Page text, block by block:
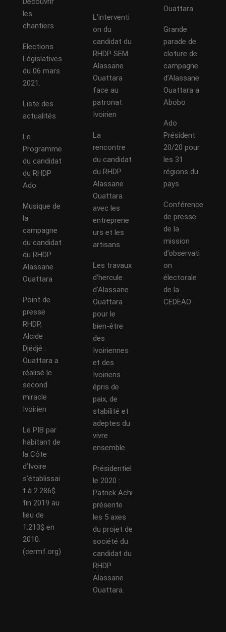
les
chantiers
Elections
Législatives
du 06 mars
2021.
Liste des
actualités
Le
Programme
du candidat
du RHDP
Ado
Musique de
la
campagne
du candidat
du RHDP
Alassane
Ouattara
Point de
presse
RHDP,
Alcide
Djédjé :
Ouattara a
réalisé le
second
miracle
Ivoirien
Le PIB par
habitant de
la Côte
d’Ivoire
s’établissai
t à 2.286$
fin 2019 au
lieu de
1.213$ en
2010.
(cermf.org)
L’interventi
on du
candidat du
RHDP SEM
Alassane
Ouattara
face au
patronat
Ivoirien
La
rencontre
du candidat
du RHDP
Alassane
Ouattara
avec les
entreprene
urs et les
artisans.
Les travaux
d’hercule
d’Alassane
Ouattara
pour le
bien-être
des
Ivoiriennes
et des
Ivoiriens
épris de
paix, de
stabilité et
adeptes du
vivre
ensemble.
Présidentiel
le 2020 :
Patrick Achi
présente
les 5 axes
du projet de
société du
candidat du
RHDP
Alassane
Ouattara.
Ouattara
Grande
parade de
cloture de
campagne
d’Alassane
Ouattara a
Abobo
Ado
Président
20/20 pour
les 31
régions du
pays.
Conférence
de presse
de la
mission
d’observati
on
électorale
de la
CEDEAO